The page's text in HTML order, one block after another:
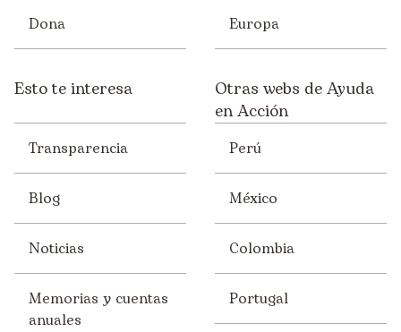
Dona Europa
Esto te interesa
Transparencia
Blog
Noticias
Memorias y cuentas
anuales
Otras webs de Ayuda
en Acción
Perú
México
Colombia
Portugal